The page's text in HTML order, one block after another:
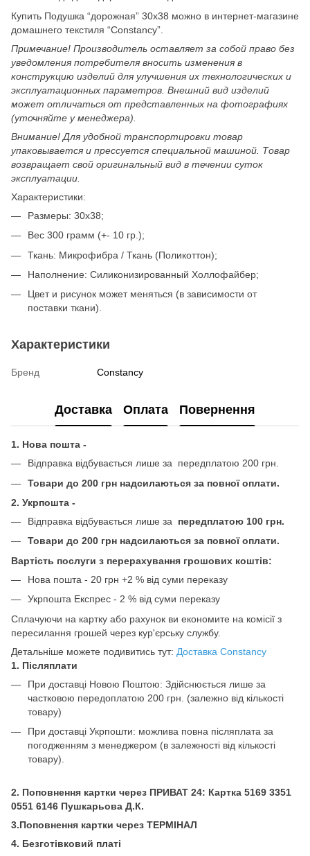
Купить Подушка “дорожная” 30х38 можно в интернет-магазине
домашнего текстиля “Constancy”.
Примечание! Производитель оставляет за собой право без
уведомления потребителя вносить изменения в
конструкцию изделий для улучшения их технологических и
эксплуатационных параметров. Внешний вид изделий
может отличаться от представленных на фотографиях
(уточняйте у менеджера).
Внимание! Для удобной транспортировки товар
упаковывается и прессуется специальной машиной. Товар
возвращает свой оригинальный вид в течении суток
эксплуатации.
Характеристики:
Размеры: 30x38;
Вес 300 грамм (+- 10 гр.);
Ткань: Микрофибра / Ткань (Поликоттон);
Наполнение: Силиконизированный Холлофайбер;
Цвет и рисунок может меняться (в зависимости от
поставки ткани).
Характеристики
Бренд Constancy
Доставка Оплата Повернення
1. Нова пошта -
Відправка відбувається лише за передплатою 200 грн.
Товари до 200 грн надсилаються за повної оплати.
2. Укрпошта -
Відправка відбувається лише за передплатою 100 грн.
Товари до 200 грн надсилаються за повної оплати.
Вартість послуги з перерахування грошових коштів:
Нова пошта - 20 грн +2 % від суми переказу
Укрпошта Експрес - 2 % від суми переказу
Сплачуючи на картку або рахунок ви економите на комісії з
пересилання грошей через кур'єрську службу.
Детальніше можете подивитись тут: Доставка Constancy
1. Післяплати
При доставці Новою Поштою: Здійснюється лише за
частковою передоплатою 200 грн. (залежно від кількості
товару)
При доставці Укрпошти: можлива повна післяплата за
погодженням з менеджером (в залежності від кількості
товару).
2. Поповнення картки через ПРИВАТ 24: Картка 5169 3351
0551 6146 Пушкарьова Д.К.
3.Поповнення картки через ТЕРМІНАЛ
4. Безготівковий платі